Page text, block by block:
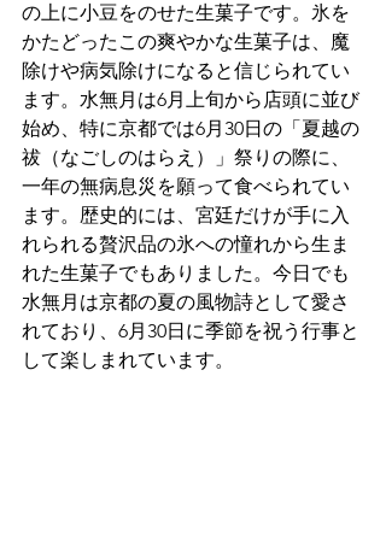
の上に小豆をのせた生菓子です。氷を
かたどったこの爽やかな生菓子は、魔
除けや病気除けになると信じられてい
ます。水無月は6月上旬から店頭に並び
始め、特に京都では6月30日の「夏越の
祓（なごしのはらえ）」祭りの際に、
一年の無病息災を願って食べられてい
ます。歴史的には、宮廷だけが手に入
れられる贅沢品の氷への憧れから生ま
れた生菓子でもありました。今日でも
水無月は京都の夏の風物詩として愛さ
れており、6月30日に季節を祝う行事と
して楽しまれています。